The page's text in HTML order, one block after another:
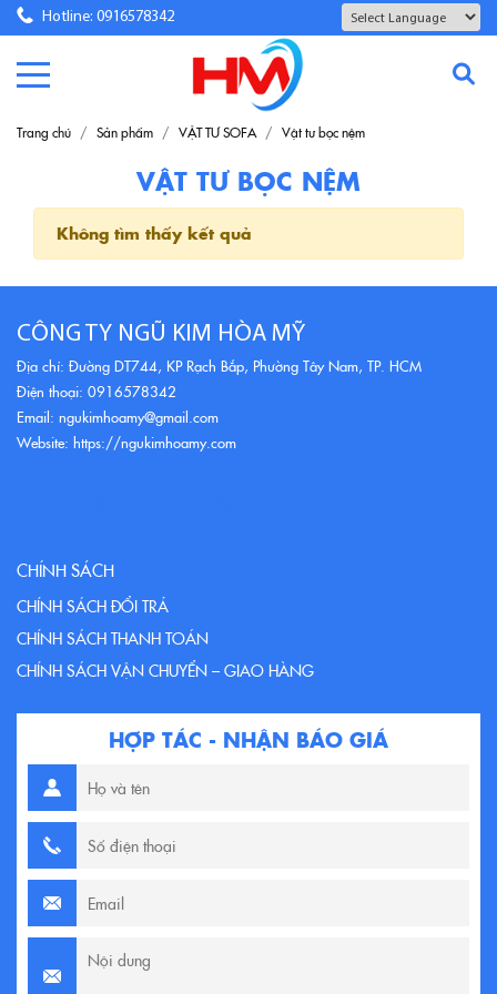
Hotline: 0916578342
Trang chủ Sản phẩm VẬT TƯ SOFA Vật tư bọc nệm
VẬT TƯ BỌC NỆM
Không tìm thấy kết quả
CÔNG TY NGŨ KIM HÒA MỸ
Địa chỉ: Đường DT744, KP Rạch Bắp, Phường Tây Nam, TP. HCM
Điện thoại: 0916578342
Email: ngukimhoamy@gmail.com
Website: https://ngukimhoamy.com
CHÍNH SÁCH
CHÍNH SÁCH ĐỔI TRẢ
CHÍNH SÁCH THANH TOÁN
CHÍNH SÁCH VẬN CHUYỂN – GIAO HÀNG
HỢP TÁC - NHẬN BÁO GIÁ